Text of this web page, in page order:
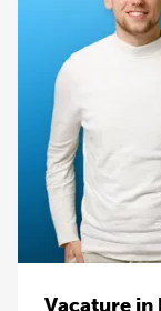
Vacature in